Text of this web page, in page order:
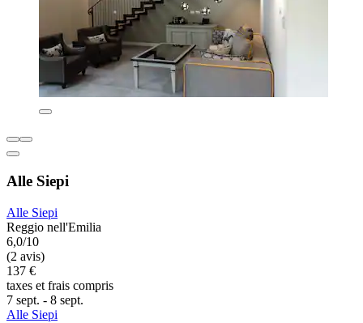
Alle Siepi
Alle Siepi
Reggio nell'Emilia
6,0/10
(2 avis)
137 €
taxes et frais compris
7 sept. - 8 sept.
Alle Siepi